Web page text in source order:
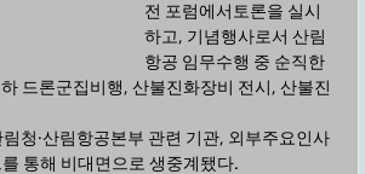
전 포럼에서토론을 실시
하고, 기념행사로서 산림
항공 임무수행 중 순직한
드론군집비행, 산불진화장비 전시, 산불진
청·산림항공본부 관련 기관, 외부주요인사
통해 비대면으로 생중계됐다.